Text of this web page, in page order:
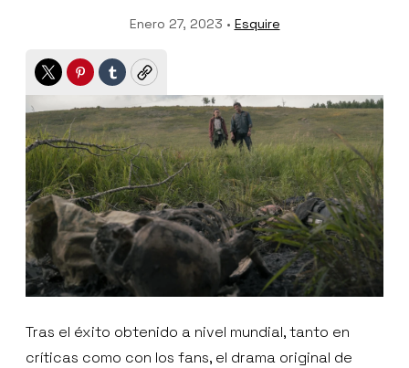
Enero 27, 2023 • Esquire
TwitterPinterest
TumblrCopy
Tras el éxito obtenido a nivel mundial, tanto en
críticas como con los fans, el drama original de